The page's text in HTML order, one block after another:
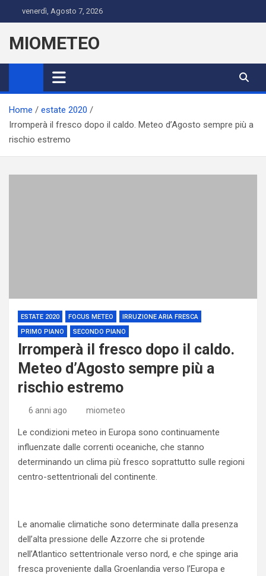
to
content
venerdì, Agosto 7, 2026
MIOMETEO
Home
estate 2020
Irromperà il fresco dopo il caldo. Meteo d’Agosto sempre più a
rischio estremo
ESTATE 2020 FOCUS METEO
IRRUZIONE ARIA FRESCA
PRIMO PIANO
SECONDO PIANO
Irromperà il fresco dopo il caldo.
Meteo d’Agosto sempre più a
rischio estremo
6 anni ago miometeo
Le condizioni meteo in Europa sono continuamente
influenzate dalle correnti oceaniche, che stanno
determinando un clima più fresco soprattutto sulle regioni
centro-settentrionali del continente.
Le anomalie climatiche sono determinate dalla presenza
dell’alta pressione delle Azzorre che si protende
nell’Atlantico settentrionale verso nord, e che spinge aria
fresca proveniente dalla Groenlandia verso l’Europa e